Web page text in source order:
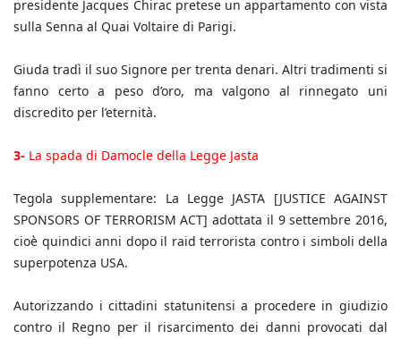
presidente Jacques Chirac pretese un appartamento con vista
sulla Senna al Quai Voltaire di Parigi.
Giuda tradì il suo Signore per trenta denari. Altri tradimenti si
fanno certo a peso d’oro, ma valgono al rinnegato uni
discredito per l’eternità.
3- La spada di Damocle della Legge Jasta
Tegola supplementare: La Legge JASTA [JUSTICE AGAINST
SPONSORS OF TERRORISM ACT] adottata il 9 settembre 2016,
cioè quindici anni dopo il raid terrorista contro i simboli della
superpotenza USA.
Autorizzando i cittadini statunitensi a procedere in giudizio
contro il Regno per il risarcimento dei danni provocati dal